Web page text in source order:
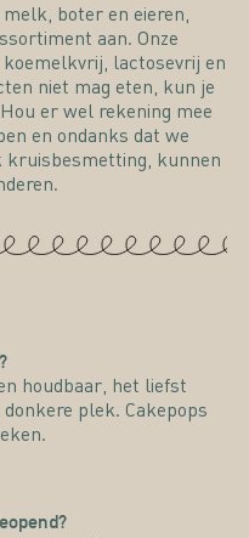
boter en eieren,
aan. Onze
lactosevrij en
niet mag eten, kun je
er wel rekening mee
en ondanks dat we
kruisbesmetting, kunnen
houdbaar, het liefst
plek. Cakepops